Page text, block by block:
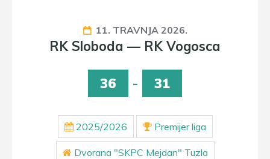
11. TRAVNJA 2026.
RK Sloboda — RK Vogosca
36 - 31
2025/2026 Premijer liga
Dvorana "SKPC Mejdan" Tuzla